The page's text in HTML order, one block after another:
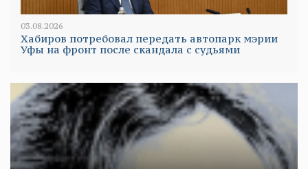
03.08.2026
Хабиров потребовал передать автопарк мэрии
Уфы на фронт после скандала с судьями